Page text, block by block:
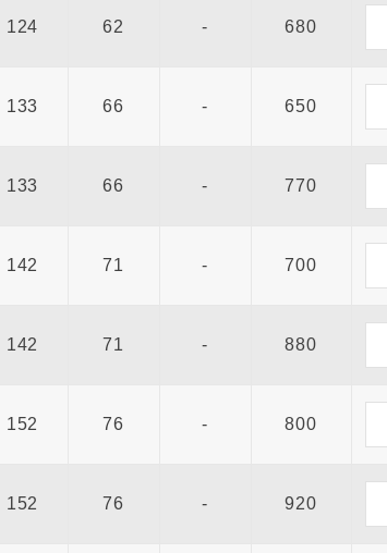
124 62 - 680
133 66 - 650
133 66 - 770
142 71 - 700
142 71 - 880
152 76 - 800
152 76 - 920